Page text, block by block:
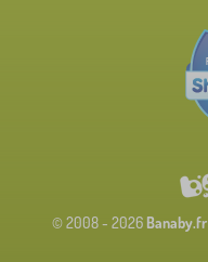
© 2008 - 2026 Banaby.fr